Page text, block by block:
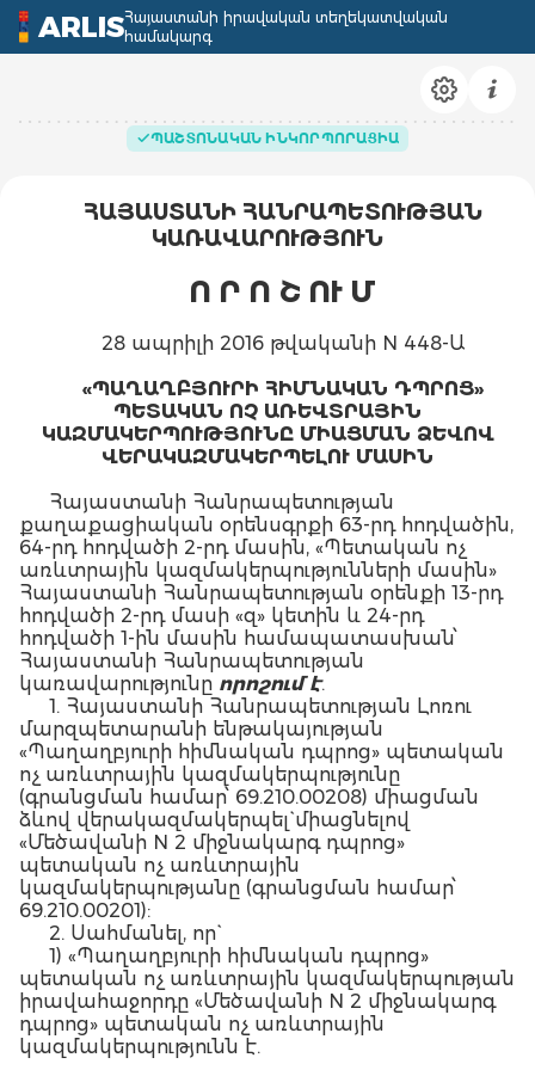
ARLISՀայաստանի իրավական տեղեկատվական
համակարգ
ՊԱՇՏՈՆԱԿԱՆ ԻՆԿՈՐՊՈՐԱՑԻԱ
ՀԱՅԱՍՏԱՆԻ ՀԱՆՐԱՊԵՏՈՒԹՅԱՆ
ԿԱՌԱՎԱՐՈՒԹՅՈՒՆ
Ո Ր Ո Շ ՈՒ Մ
28 ապրիլի 2016 թվականի N 448-Ա
«ՊԱՂԱՂԲՅՈՒՐԻ ՀԻՄՆԱԿԱՆ ԴՊՐՈՑ»
ՊԵՏԱԿԱՆ ՈՉ ԱՌԵՎՏՐԱՅԻՆ
ԿԱԶՄԱԿԵՐՊՈՒԹՅՈՒՆԸ ՄԻԱՑՄԱՆ ՁԵՎՈՎ
ՎԵՐԱԿԱԶՄԱԿԵՐՊԵԼՈՒ ՄԱՍԻՆ
Հայաստանի Հանրապետության
քաղաքացիական օրենսգրքի 63-րդ հոդվածին,
64-րդ հոդվածի 2-րդ մասին, «Պետական ոչ
առևտրային կազմակերպությունների մասին»
Հայաստանի Հանրապետության օրենքի 13-րդ
հոդվածի 2-րդ մասի «զ» կետին և 24-րդ
հոդվածի 1-ին մասին համապատասխան՝
Հայաստանի Հանրապետության
կառավարությունը որոշում է.
1. Հայաստանի Հանրապետության Լոռու
մարզպետարանի ենթակայության
«Պաղաղբյուրի հիմնական դպրոց» պետական
ոչ առևտրային կազմակերպությունը
(գրանցման համար՝ 69.210.00208) միացման
ձևով վերակազմակերպել` միացնելով
«Մեծավանի N 2 միջնակարգ դպրոց»
պետական ոչ առևտրային
կազմակերպությանը (գրանցման համար՝
69.210.00201):
2. Սահմանել, որ`
1) «Պաղաղբյուրի հիմնական դպրոց»
պետական ոչ առևտրային կազմակերպության
իրավահաջորդը «Մեծավանի N 2 միջնակարգ
դպրոց» պետական ոչ առևտրային
կազմակերպությունն է.